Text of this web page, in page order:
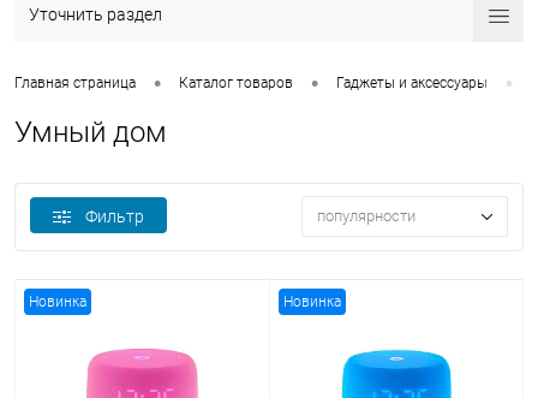
Уточнить раздел
Главная страница • Каталог товаров • Гаджеты и аксессуары •
Умный дом
Фильтр популярности
Новинка Новинка